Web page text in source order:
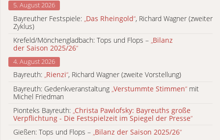
5. August 2026
Bayreuther Festspiele: „Das Rheingold“, Richard Wagner (zweiter
Zyklus)
Krefeld/Mönchengladbach: Tops und Flops – „Bilanz
der Saison 2025/26“
4. August 2026
Bayreuth: „Rienzi“, Richard Wagner (zweite Vorstellung)
Bayreuth: Gedenkveranstaltung „Verstummte Stimmen“ mit
Michel Friedman
Pionteks Bayreuth: Christa Pawlofsky: Bayreuths große
Verpflichtung - Die Festspielzeit im Spiegel der Presse“
Gießen: Tops und Flops – „Bilanz der Saison 2025/26“